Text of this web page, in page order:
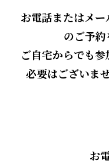
お電話またはメ
のご予約
ご自宅からでも
必要はございま
お